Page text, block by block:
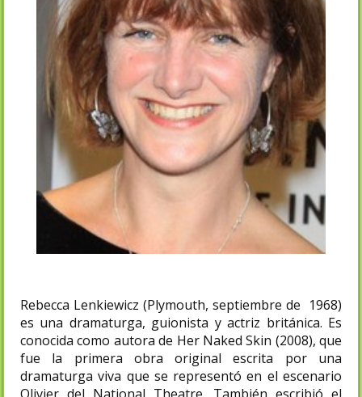
Rebecca Lenkiewicz (Plymouth, septiembre de 1968)
es una dramaturga, guionista y actriz británica. Es
conocida como autora de Her Naked Skin (2008), que
fue la primera obra original escrita por una
dramaturga viva que se representó en el escenario
Olivier del National Theatre.​ También escribió el